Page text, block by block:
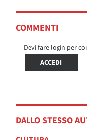
COMMENTI
Devi fare login per
ACCEDI
DALLO STESSO